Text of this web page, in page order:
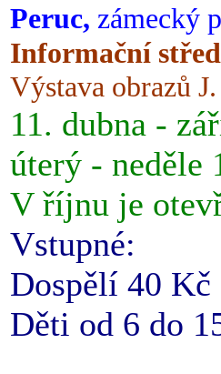
Peruc, zámecký
Informační
Výstava obrazů
11. dubna -
úterý - neděle
V říjnu je
Vstupné:
Dospělí 40 Kč
Děti od 6 do